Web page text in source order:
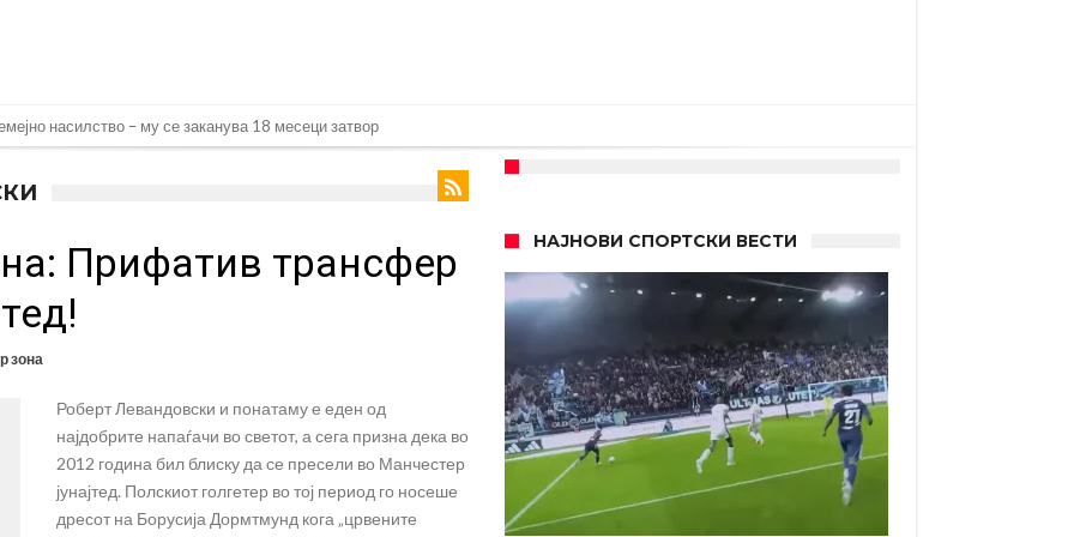
Новак: Синер и Алкараз се повлекуваат, а Зверев веднаш се „распадна“
заминува во Премиер лигата!
Голема загуба во семејството на Меси
во Реал Мадрид: Ова се трите нови правила за успех
најважниот летен трансфер на Атлетико?!
скандалозни информации, добивала пари од УЕФА
Атлетико
по ѕвездата на Серија А?
во Реал Мадрид: Ова се трите нови правила
Прифатив трансфер
зона
Роберт Левандовски и понатаму е еден од
најдобрите напаѓачи во светот, а сега призна дека во
2012 година бил блиску да се пресели во Манчестер
јунајтед. Полскиот голгетер во тој период го носеше
дресот на Борусија Дормтмунд кога „црвените
НАЈНОВИ СПОРТСКИ ВЕСТИ